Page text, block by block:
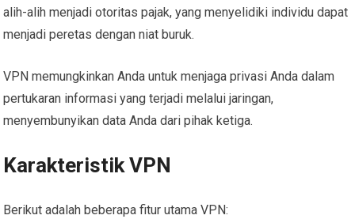
alih-alih menjadi otoritas pajak, yang menyelidiki individu dapat
menjadi peretas dengan niat buruk.
VPN memungkinkan Anda untuk menjaga privasi Anda dalam
pertukaran informasi yang terjadi melalui jaringan,
menyembunyikan data Anda dari pihak ketiga.
Karakteristik VPN
Berikut adalah beberapa fitur utama VPN: